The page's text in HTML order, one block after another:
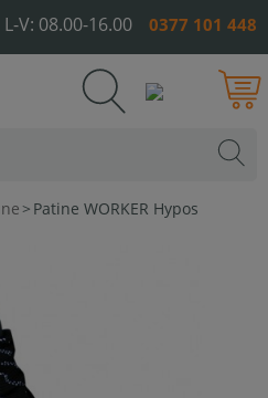
L-V: 08.00-16.00 0377 101 448
> Patine WORKER Hypos